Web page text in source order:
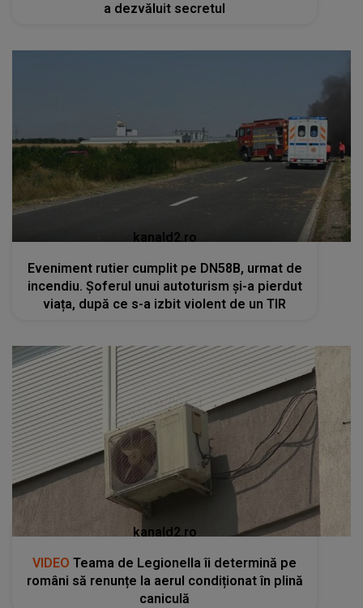
a dezvăluit secretul
kanald2.ro
Eveniment rutier cumplit pe DN58B, urmat de
incendiu. Șoferul unui autoturism și-a pierdut
viața, după ce s-a izbit violent de un TIR
kanald2.ro
VIDEO Teama de Legionella îi determină pe
români să renunțe la aerul condiționat în plină
caniculă